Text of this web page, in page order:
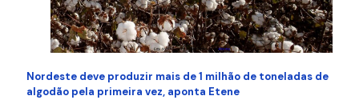
Nordeste deve produzir mais de 1 milhão de toneladas de
algodão pela primeira vez, aponta Etene